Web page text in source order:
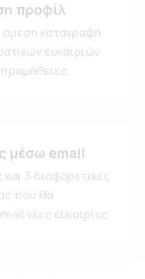
προφίλ
άμεση καταγραφή
ευκαιριών
μέσω email
3 διαφορετικές
που θα
νέες ευκαιρίες.